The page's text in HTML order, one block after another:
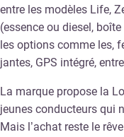
entre les modèles Life,
(essence ou diesel,
les options comme les,
jantes, GPS intégré,
La marque propose la
jeunes conducteurs qui
Mais l’achat reste le